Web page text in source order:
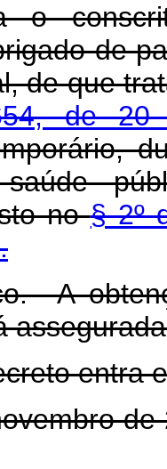
de
de que
de
no§ 2º
A
entra
de